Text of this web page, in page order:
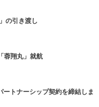
の引き渡し
蓉翔丸」就航
トナーシップ契約を締結しま